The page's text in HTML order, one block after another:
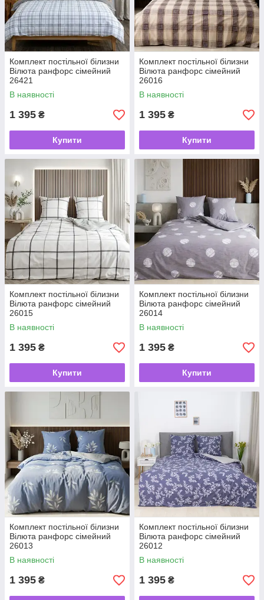
Комплект постільної білизни
Вілюта ранфорс сімейний
26421
В наявності
1 395 ₴
Купити
Комплект постільної білизни
Вілюта ранфорс сімейний
26016
В наявності
1 395 ₴
Купити
Комплект постільної білизни
Вілюта ранфорс сімейний
26015
В наявності
1 395 ₴
Купити
Комплект постільної білизни
Вілюта ранфорс сімейний
26014
В наявності
1 395 ₴
Купити
Комплект постільної білизни
Вілюта ранфорс сімейний
26013
В наявності
1 395 ₴
Комплект постільної білизни
Вілюта ранфорс сімейний
26012
В наявності
1 395 ₴